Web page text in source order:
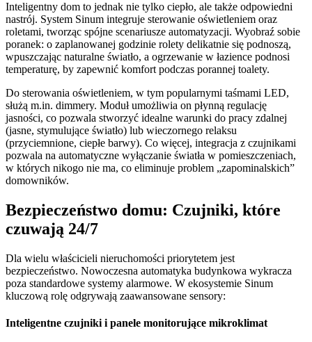
Inteligentny dom to jednak nie tylko ciepło, ale także odpowiedni
nastrój. System Sinum integruje sterowanie oświetleniem oraz
roletami, tworząc spójne scenariusze automatyzacji. Wyobraź sobie
poranek: o zaplanowanej godzinie rolety delikatnie się podnoszą,
wpuszczając naturalne światło, a ogrzewanie w łazience podnosi
temperaturę, by zapewnić komfort podczas porannej toalety.
Do sterowania oświetleniem, w tym popularnymi taśmami LED,
służą m.in. dimmery. Moduł umożliwia on płynną regulację
jasności, co pozwala stworzyć idealne warunki do pracy zdalnej
(jasne, stymulujące światło) lub wieczornego relaksu
(przyciemnione, ciepłe barwy). Co więcej, integracja z czujnikami
pozwala na automatyczne wyłączanie światła w pomieszczeniach,
w których nikogo nie ma, co eliminuje problem „zapominalskich”
domowników.
Bezpieczeństwo domu: Czujniki, które
czuwają 24/7
Dla wielu właścicieli nieruchomości priorytetem jest
bezpieczeństwo. Nowoczesna automatyka budynkowa wykracza
poza standardowe systemy alarmowe. W ekosystemie Sinum
kluczową rolę odgrywają zaawansowane sensory:
Inteligentne czujniki i panele monitorujące mikroklimat